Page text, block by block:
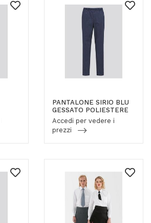
PANTALONE SIRIO BLU
GESSATO POLIESTERE
Accedi per vedere i
prezzi